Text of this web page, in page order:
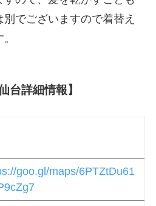
でございますので着替え
台詳細情報】
goo.gl/maps/6PTZtDu61